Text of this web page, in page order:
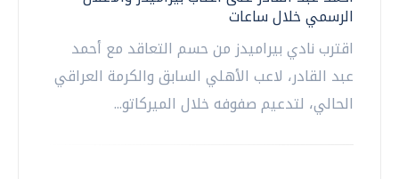
الرسمي خلال ساعات
اقترب نادي بيراميدز من حسم التعاقد مع أحمد
عبد القادر، لاعب الأهلي السابق والكرمة العراقي
الحالي، لتدعيم صفوفه خلال الميركاتو...